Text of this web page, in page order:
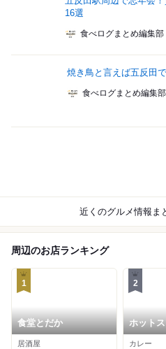
16選
食べログまとめ編集部
焼き鳥と言えば五反田
食べログまとめ編集部
近くのグルメ情報ま
周辺のお店ランキング
1
食堂とだか
居酒屋
2
ホット
田店
カレー